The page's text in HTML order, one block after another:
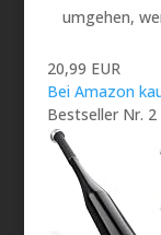
umgehen,
20,99 EUR
Bei Amazon
Bestseller Nr. 2